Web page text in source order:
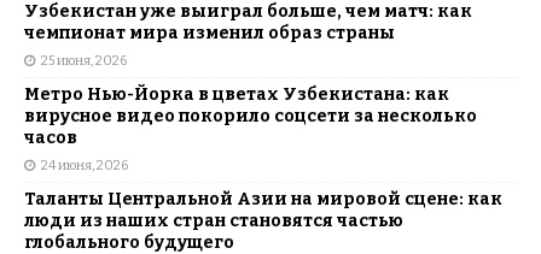
Узбекистан уже выиграл больше, чем матч: как
чемпионат мира изменил образ страны
25 июня, 2026
Метро Нью-Йорка в цветах Узбекистана: как
вирусное видео покорило соцсети за несколько
часов
24 июня, 2026
Таланты Центральной Азии на мировой сцене: как
люди из наших стран становятся частью
глобального будущего